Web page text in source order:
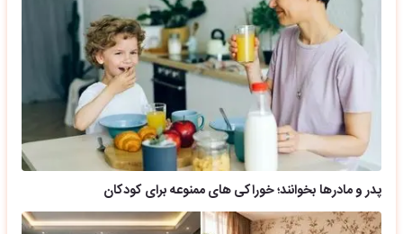
پدر و مادرها بخوانند؛ خوراکی های ممنوعه برای کودکان